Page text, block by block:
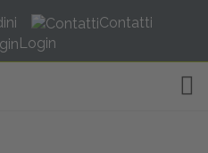
Contatti
Login